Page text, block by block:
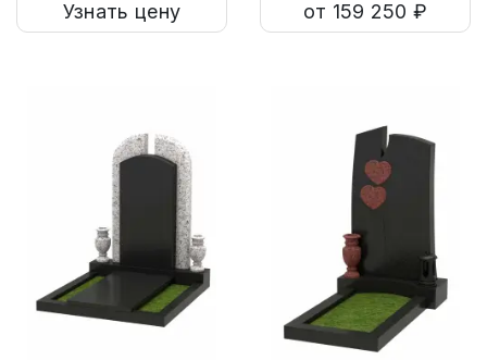
Узнать цену от 159 250 ₽